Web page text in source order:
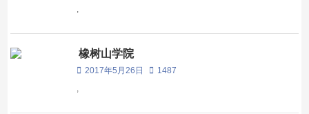
,
橡树山学院
2017年5月26日
1487
,